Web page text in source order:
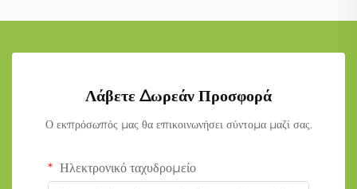
Λάβετε Δωρεάν Προσφορά
Ο εκπρόσωπός μας θα επικοινωνήσει σύντομα μαζί σας.
Ηλεκτρονικό ταχυδρομείο